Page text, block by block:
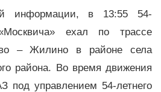
информации, в 13:55 54-
ехал по трассе
– Жилино в районе села
района. Во время движения
под управлением 54-летнего